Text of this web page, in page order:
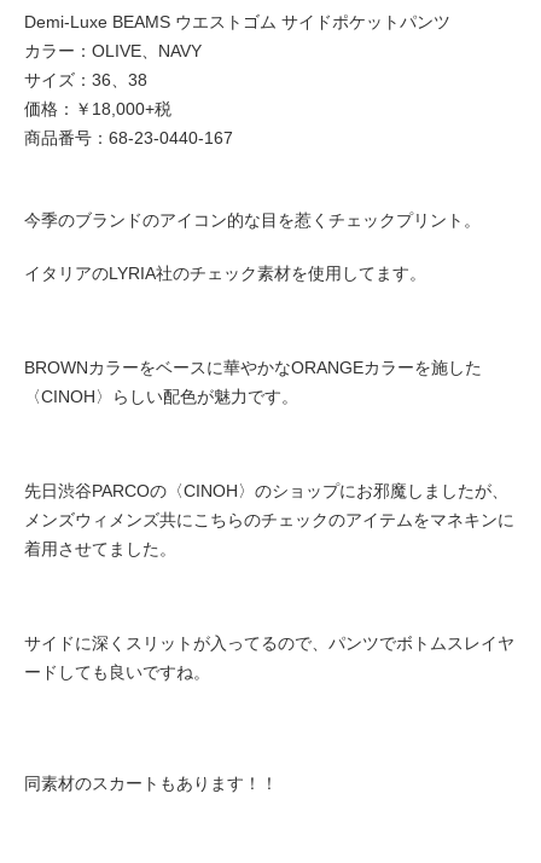
Demi-Luxe BEAMS ウエストゴム サイドポケットパンツ
カラー：OLIVE、NAVY
サイズ：36、38
価格：￥18,000+税
商品番号：68-23-0440-167
今季のブランドのアイコン的な目を惹くチェックプリント。
イタリアのLYRIA社のチェック素材を使用してます。
BROWNカラーをベースに華やかなORANGEカラーを施した
〈CINOH〉らしい配色が魅力です。
先日渋谷PARCOの〈CINOH〉のショップにお邪魔しましたが、
メンズウィメンズ共にこちらのチェックのアイテムをマネキンに
着用させてました。
サイドに深くスリットが入ってるので、パンツでボトムスレイヤ
ードしても良いですね。
同素材のスカートもあります！！